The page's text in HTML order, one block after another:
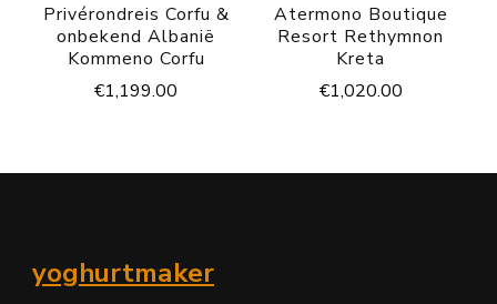
Privérondreis Corfu &
onbekend Albanië
Kommeno Corfu
€1,199.00
Atermono Boutique
Resort Rethymnon
Kreta
€1,020.00
yoghurtmaker